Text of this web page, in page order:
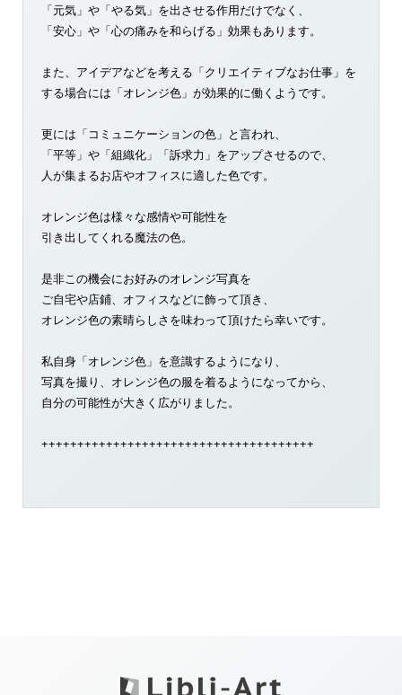
「元気」や「やる気」を出させる作用だけでなく、
「安心」や「心の痛みを和らげる」効果もあります。
また、アイデアなどを考える「クリエイティブなお仕事」を
する場合には「オレンジ色」が効果的に働くようです。
更には「コミュニケーションの色」と言われ、
「平等」や「組織化」「訴求力」をアップさせるので、
人が集まるお店やオフィスに適した色です。
オレンジ色は様々な感情や可能性を
引き出してくれる魔法の色。
是非この機会にお好みのオレンジ写真を
ご自宅や店鋪、オフィスなどに飾って頂き、
オレンジ色の素晴らしさを味わって頂けたら幸いです。
私自身「オレンジ色」を意識するようになり、
写真を撮り、オレンジ色の服を着るようになってから、
自分の可能性が大きく広がりました。
++++++++++++++++++++++++++++++++++++++